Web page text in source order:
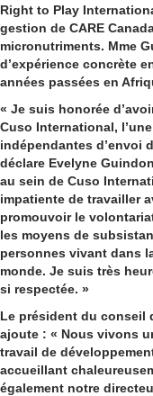
Right to Play
gestion de CARE
micronutriments. Mme
d’expérience concrète
années passées en
« Je suis honorée
Cuso International,
indépendantes d’envoi
déclare Evelyne
au sein de Cuso
impatiente de travailler
promouvoir le
les moyens de
personnes vivant dans
monde. Je suis très
si respectée. »
Le président du conseil
ajoute : « Nous vivons
travail de
accueillant
également notre